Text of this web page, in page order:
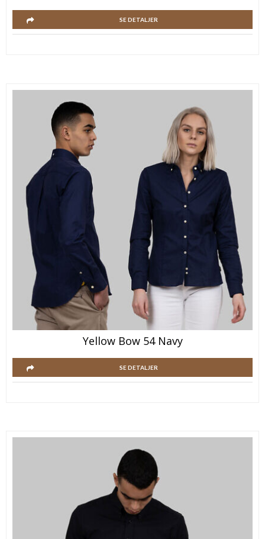
SE DETALJER
Yellow Bow 54 Navy
SE DETALJER